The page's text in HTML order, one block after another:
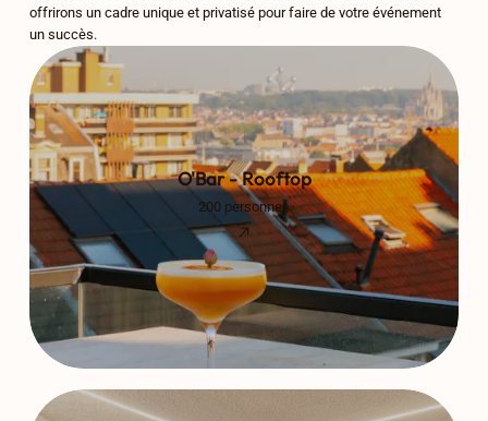
offrirons un cadre unique et privatisé pour faire de votre événement
un succès.
O'Bar - Rooftop
200 personnes